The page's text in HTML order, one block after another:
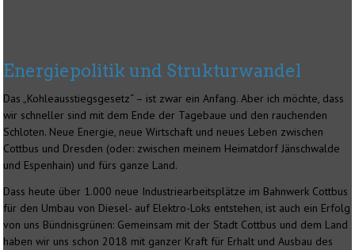
Energiepolitik und Strukturwandel
Das „Kohleausstiegsgesetz“ – ist zwar ein Anfang. Aber ich möchte, dass
wir schneller sind mit dem Ende der Tagebaue und den rauchenden
Schloten. Neue Energie, neue Wirtschaft und neues Leben zwischen
Cottbus und Dresden (oder: zwischen meinem Heimatdorf Jänschwalde
und Espenhain) und fürs ganze Land.
Dass heute über 1.000 neue Industriearbeitsplätze im Bahnwerk Cottbus
für den Umbau von Diesel- auf Elektro-Loks entstehen, ist auch ein Erfolg
von uns Bündnisgrünen: Gemeinsam mit der Stadt Cottbus und dem Land
haben wir uns schon 2018 mit ganzer Kraft für Erhalt und Ausbau des